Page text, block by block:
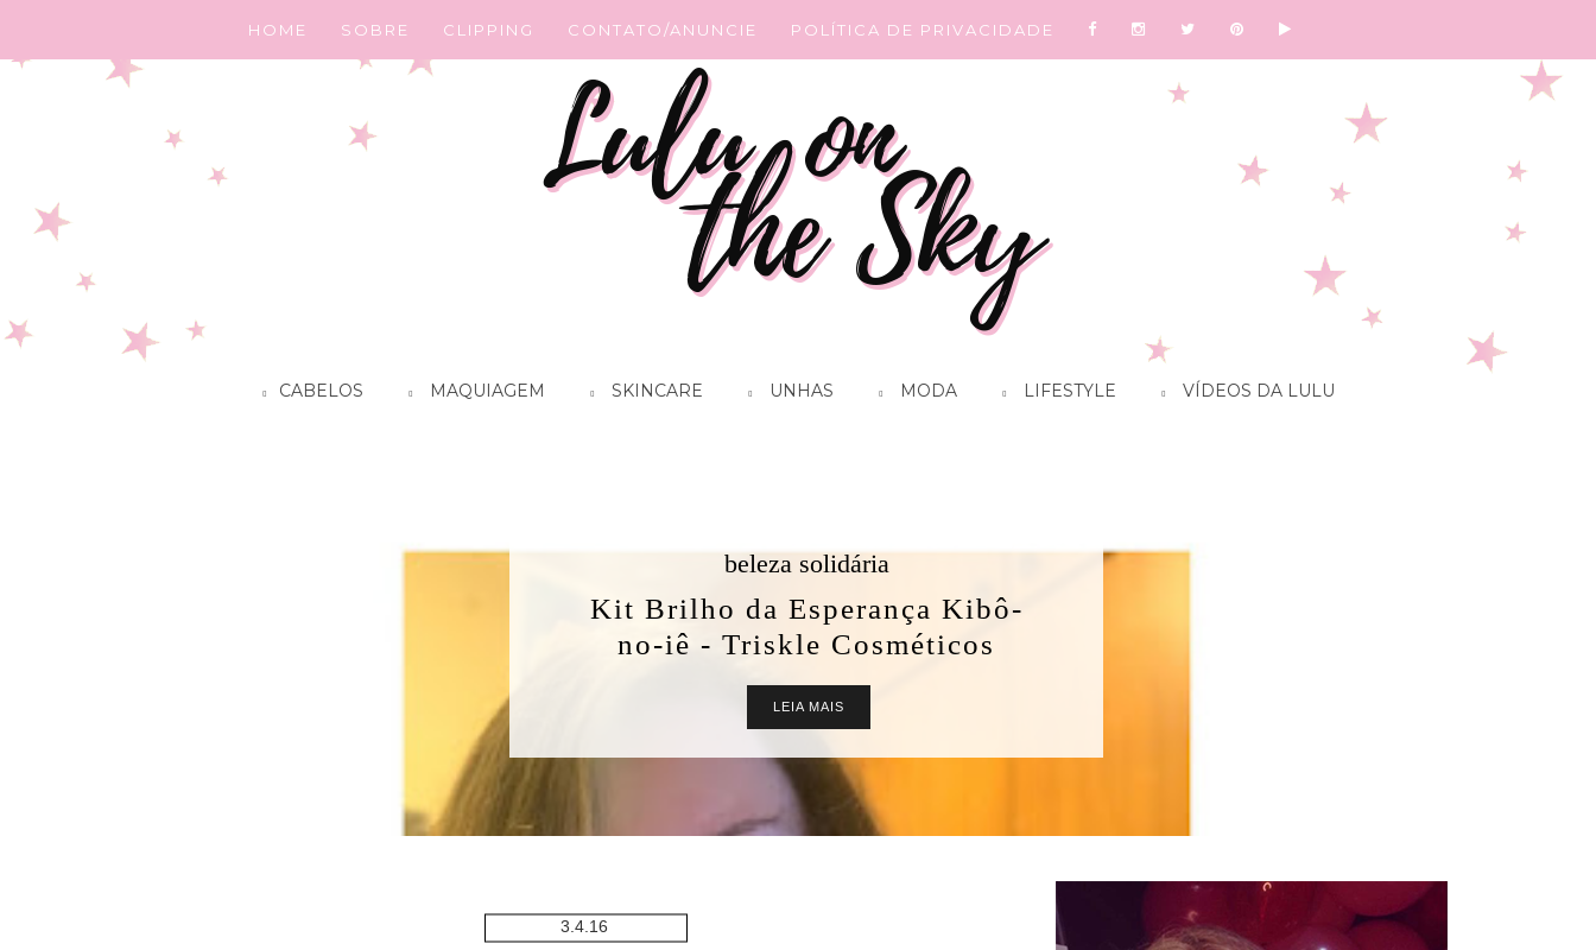
HOME SOBRE CLIPPING CONTATO/ANUNCIE POLÍTICA DE PRIVACIDADE
CABELOS MAQUIAGEM SKINCARE UNHAS MODA LIFESTYLE VÍDEOS DA LULU
beleza solidária
Kit Brilho da Esperança Kibô-
no-iê - Triskle Cosméticos
LEIA MAIS
3.4.16